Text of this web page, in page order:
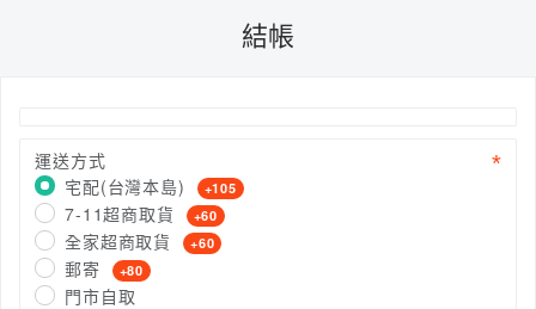
結帳
運送方式
宅配(台灣本島)
+105
7-11超商取貨 +60
全家超商取貨 +60
郵寄 +80
門市自取